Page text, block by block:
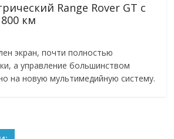
Range Rover GT с
км
экран, почти полностью
а управление большинством
на новую мультимедийную систему.